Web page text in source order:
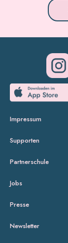
Impressum
Supporten
Partnerschule
Jobs
Presse
Newsletter